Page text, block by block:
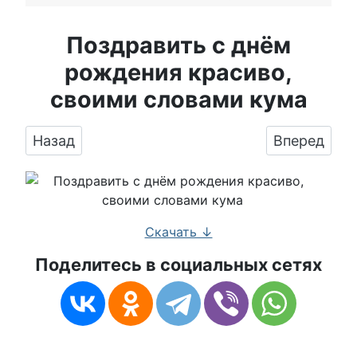
Поздравить с днём
рождения красиво,
своими словами кума
Предыдущий: Картинка с поздравлением
Назад Вперед
Скачать ↓
Поделитесь в социальных сетях